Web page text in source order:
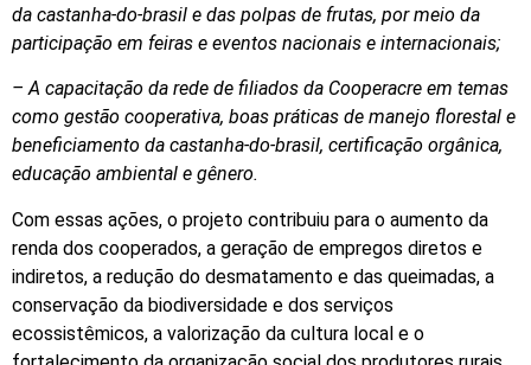
da castanha-do-brasil e das polpas de frutas, por meio da
participação em feiras e eventos nacionais e internacionais;
– A capacitação da rede de filiados da Cooperacre em temas
como gestão cooperativa, boas práticas de manejo florestal e
beneficiamento da castanha-do-brasil, certificação orgânica,
educação ambiental e gênero.
Com essas ações, o projeto contribuiu para o aumento da
renda dos cooperados, a geração de empregos diretos e
indiretos, a redução do desmatamento e das queimadas, a
conservação da biodiversidade e dos serviços
ecossistêmicos, a valorização da cultura local e o